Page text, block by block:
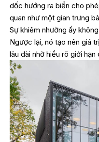
dốc hướng ra biển cho
quan như một gian trưng
Sự khiêm nhường ấy
Ngược lại, nó tạo nên giá
lâu dài nhờ hiểu rõ giới